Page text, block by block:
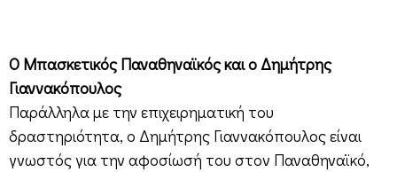
Ο Μπασκετικός Παναθηναϊκός και ο Δημήτρης
Γιαννακόπουλος
Παράλληλα με την επιχειρηματική του
δραστηριότητα, ο Δημήτρης Γιαννακόπουλος είναι
γνωστός για την αφοσίωσή του στον Παναθηναϊκό,